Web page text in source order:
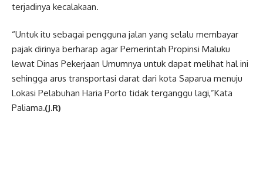
terjadinya kecalakaan.
“Untuk itu sebagai pengguna jalan yang selalu membayar
pajak dirinya berharap agar Pemerintah Propinsi Maluku
lewat Dinas Pekerjaan Umumnya untuk dapat melihat hal ini
sehingga arus transportasi darat dari kota Saparua menuju
Lokasi Pelabuhan Haria Porto tidak terganggu lagi,”Kata
Paliama.(J.R)